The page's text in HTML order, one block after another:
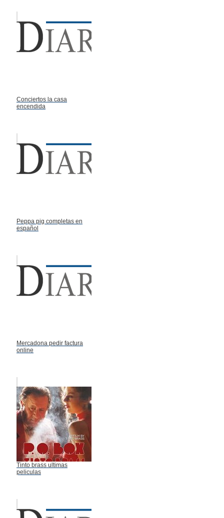
Conciertos la casa
encendida
Peppa pig completas en
español
Mercadona pedir factura
online
Tinto brass ultimas
peliculas